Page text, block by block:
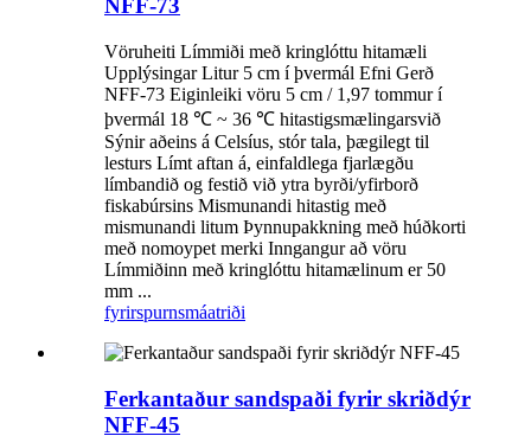
NFF-73
Vöruheiti Límmiði með kringlóttu hitamæli
Upplýsingar Litur 5 cm í þvermál Efni Gerð
NFF-73 Eiginleiki vöru 5 cm / 1,97 tommur í
þvermál 18 ℃ ~ 36 ℃ hitastigsmælingarsvið
Sýnir aðeins á Celsíus, stór tala, þægilegt til
lesturs Límt aftan á, einfaldlega fjarlægðu
límbandið og festið við ytra byrði/yfirborð
fiskabúrsins Mismunandi hitastig með
mismunandi litum Þynnupakkning með húðkorti
með nomoypet merki Inngangur að vöru
Límmiðinn með kringlóttu hitamælinum er 50
mm ...
fyrirspurnsmáatriði
Ferkantaður sandspaði fyrir skriðdýr
NFF-45